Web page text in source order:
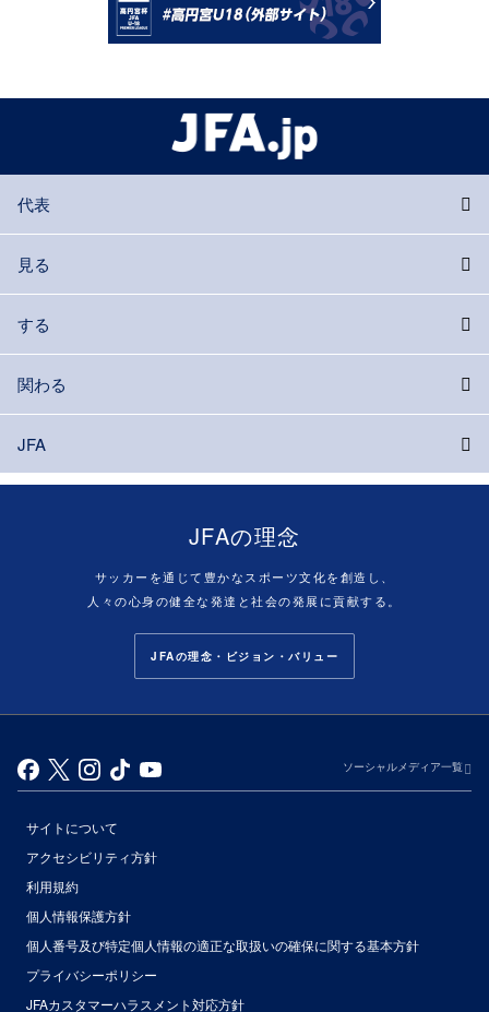
代表
見る
する
関わる
JFA
JFAの理念
サッカーを通じて豊かなスポーツ文化を創造し、
人々の心身の健全な発達と社会の発展に貢献する。
JFAの理念・ビジョン・バリュー
ソーシャルメディア一覧
サイトについて
アクセシビリティ方針
利用規約
個人情報保護方針
個人番号及び特定個人情報の適正な取扱いの確保に関する基本方針
プライバシーポリシー
JFAカスタマーハラスメント対応方針